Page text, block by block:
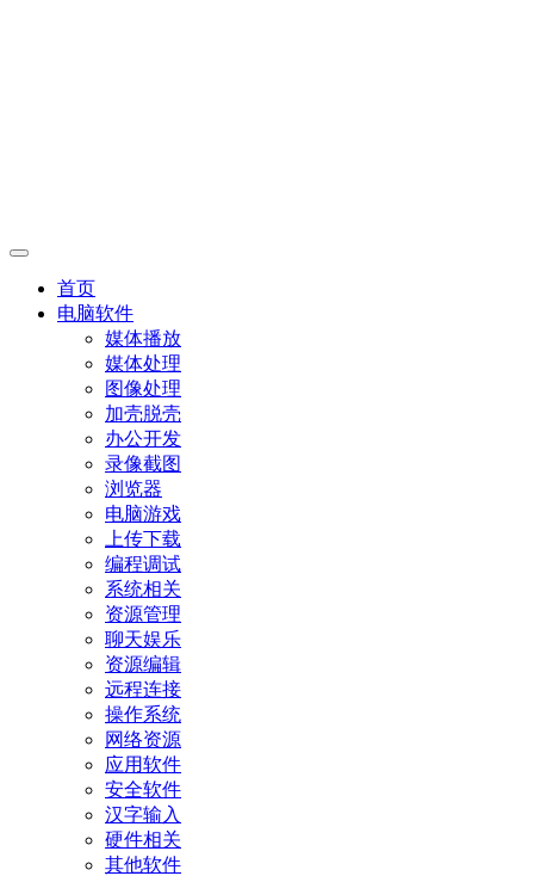
首页
电脑软件
媒体播放
媒体处理
图像处理
加壳脱壳
办公开发
录像截图
浏览器
电脑游戏
上传下载
编程调试
系统相关
资源管理
聊天娱乐
资源编辑
远程连接
操作系统
网络资源
应用软件
安全软件
汉字输入
硬件相关
其他软件